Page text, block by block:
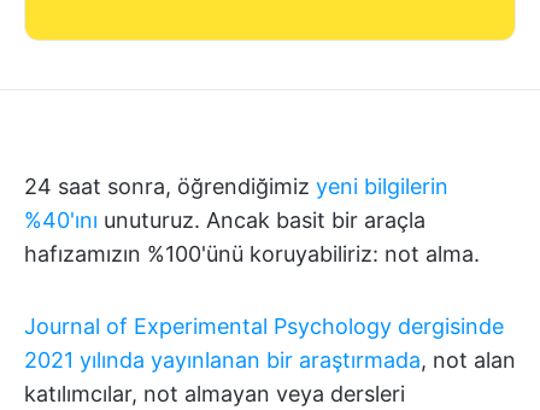
24 saat sonra, öğrendiğimiz yeni bilgilerin
%40'ını unuturuz. Ancak basit bir araçla
hafızamızın %100'ünü koruyabiliriz: not alma.
Journal of Experimental Psychology dergisinde
2021 yılında yayınlanan bir araştırmada, not alan
katılımcılar, not almayan veya dersleri